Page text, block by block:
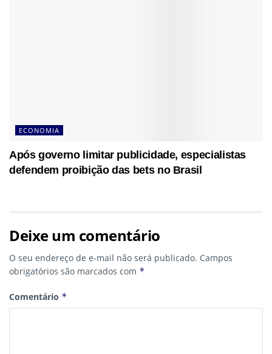
ECONOMIA
Após governo limitar publicidade, especialistas
defendem proibição das bets no Brasil
Deixe um comentário
O seu endereço de e-mail não será publicado. Campos
obrigatórios são marcados com *
Comentário *